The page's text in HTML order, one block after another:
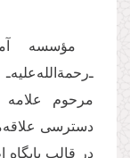
مؤسسه
مرحوم علامه
دسترسی
در قالب پایگاه